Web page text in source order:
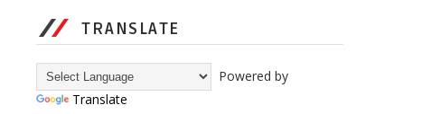
TRANSLATE
Powered by
Translate